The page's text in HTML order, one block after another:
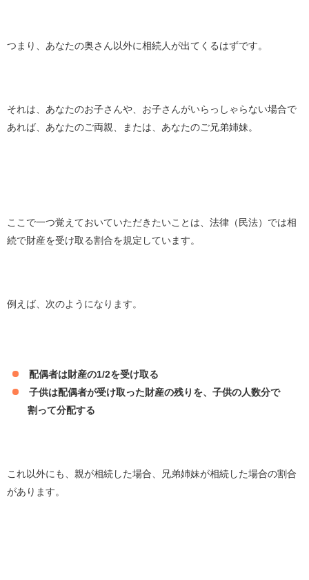
つまり、あなたの奥さん以外に相続人が出てくるはずです。
それは、あなたのお子さんや、お子さんがいらっしゃらない場合で
あれば、あなたのご両親、または、あなたのご兄弟姉妹。
ここで一つ覚えておいていただきたいことは、法律（民法）では相
続で財産を受け取る割合を規定しています。
例えば、次のようになります。
配偶者は財産の1/2を受け取る
子供は配偶者が受け取った財産の残りを、子供の人数分で
割って分配する
これ以外にも、親が相続した場合、兄弟姉妹が相続した場合の割合
があります。